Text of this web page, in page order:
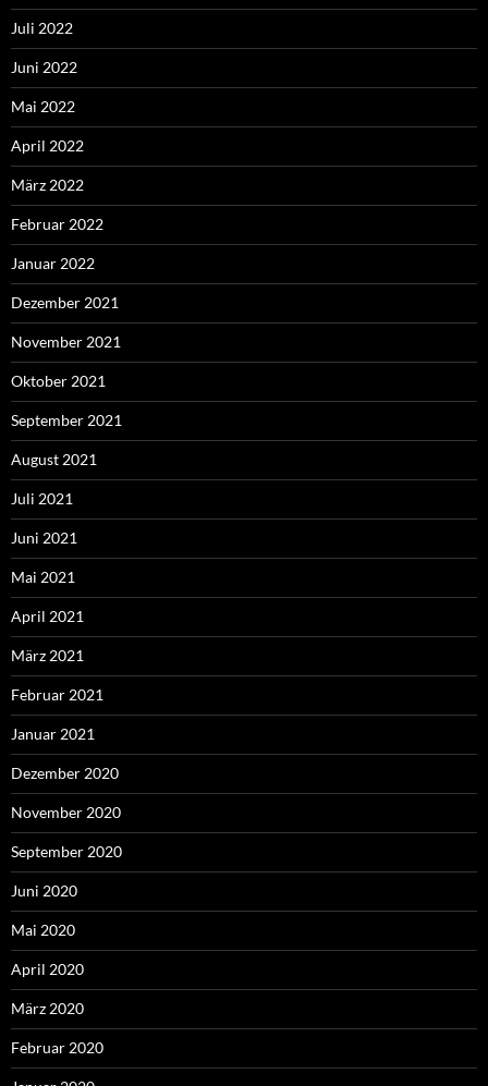
Juli 2022
Juni 2022
Mai 2022
April 2022
März 2022
Februar 2022
Januar 2022
Dezember 2021
November 2021
Oktober 2021
September 2021
August 2021
Juli 2021
Juni 2021
Mai 2021
April 2021
März 2021
Februar 2021
Januar 2021
Dezember 2020
November 2020
September 2020
Juni 2020
Mai 2020
April 2020
März 2020
Februar 2020